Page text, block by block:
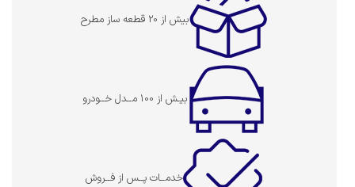
بیش از 20 قطعه ساز مطرح
بیـش از 100 مــدل خــودرو
خدمــات پــس از فــروش